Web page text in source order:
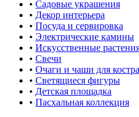
• Садовые украшения
• Декор интерьера
• Посуда и сервировка
• Электрические камины
• Искусственные
• Свечи
• Очаги и чаши для
• Светящиеся фигуры
• Детская площадка
• Пасхальная коллекция